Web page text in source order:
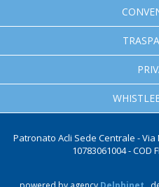
Patronato Acli Sede Centrale - Via
10783061004 - COD